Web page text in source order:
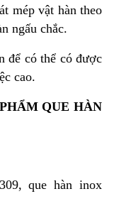
mép vật hàn theo
ngấu chắc.
để có thể có được
cao.
QUE HÀN
que hàn inox